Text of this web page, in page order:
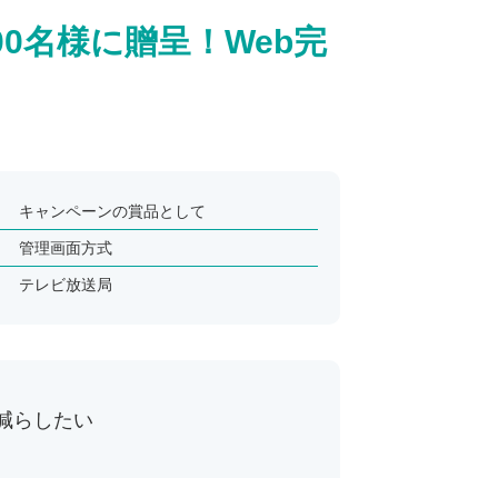
名様に贈呈！Web完
キャンペーンの賞品として
管理画面方式
テレビ放送局
らしたい